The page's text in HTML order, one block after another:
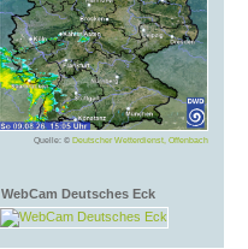
Quelle: © Deutscher Wetterdienst, Offenbach
WebCam Deutsches Eck